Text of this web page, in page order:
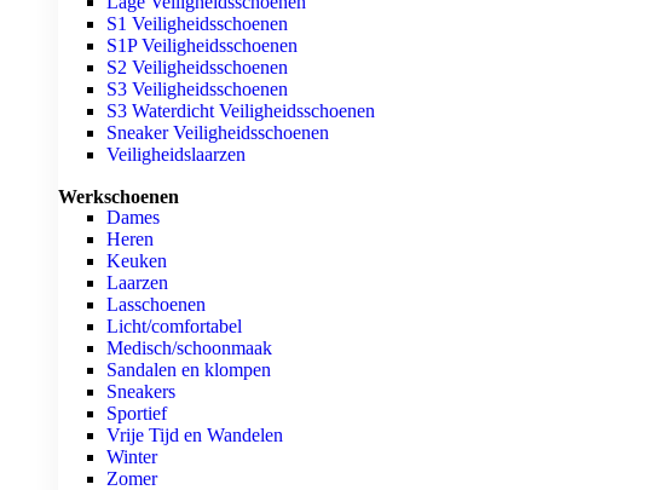
S1 Veiligheidsschoenen
S1P Veiligheidsschoenen
S2 Veiligheidsschoenen
S3 Veiligheidsschoenen
S3 Waterdicht Veiligheidsschoenen
Sneaker Veiligheidsschoenen
Veiligheidslaarzen
Werkschoenen
Dames
Heren
Keuken
Laarzen
Lasschoenen
Licht/comfortabel
Medisch/schoonmaak
Sandalen en klompen
Sneakers
Sportief
Vrije Tijd en Wandelen
Winter
Zomer